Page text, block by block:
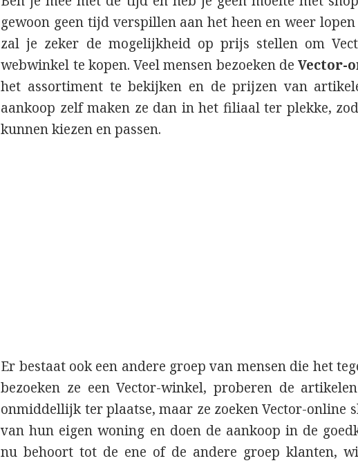
gewoon geen tijd verspillen aan het heen en weer
zal je zeker de mogelijkheid op prijs stellen om
webwinkel te kopen. Veel mensen bezoeken de Vector-
het assortiment te bekijken en de prijzen van
aankoop zelf maken ze dan in het filiaal ter plekke,
kunnen kiezen en passen.
Er bestaat ook een andere groep van mensen die het
bezoeken ze een Vector-winkel, proberen de
onmiddellijk ter plaatse, maar ze zoeken Vector-online
van hun eigen woning en doen de aankoop in de
nu behoort tot de ene of de andere groep klanten,